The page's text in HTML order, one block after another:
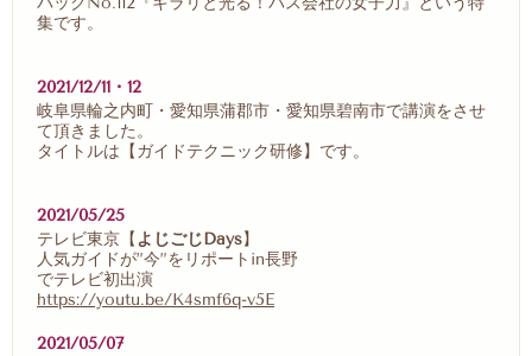
集です。
2021/12/11・12
岐阜県輪之内町・愛知県蒲郡市・愛知県碧南市で講演をさせ
て頂きました。
タイトルは【ガイドテクニック研修】です。
2021/05/25
テレビ東京【よじごじDays】
人気ガイドが”今”をリポートin長野
でテレビ初出演
https://youtu.be/K4smf6q-v5E
2021/05/07